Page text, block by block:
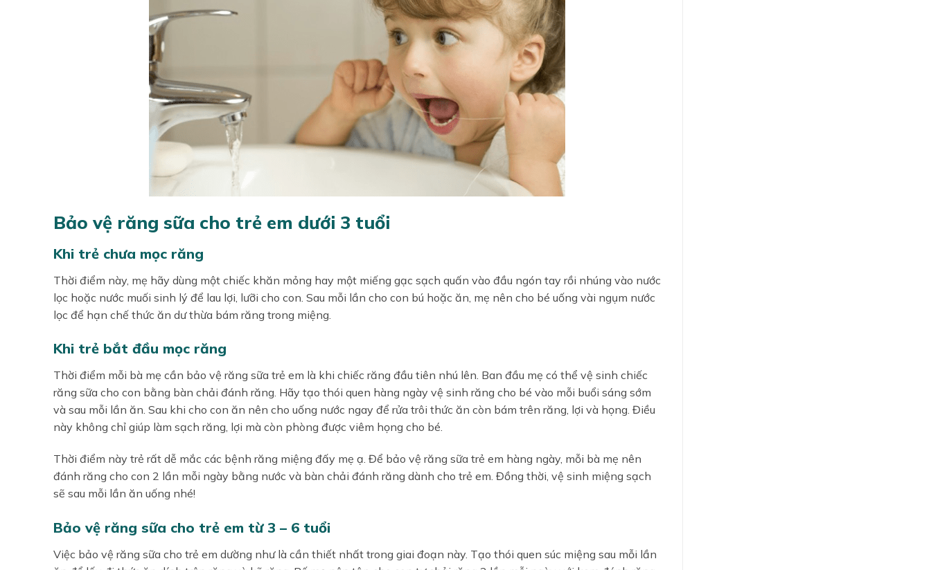
Bảo vệ răng sữa cho trẻ em dưới 3 tuổi
Khi trẻ chưa mọc răng
Thời điểm này, mẹ hãy dùng một chiếc khăn mỏng hay một miếng gạc sạch quấn vào đầu ngón tay rồi nhúng vào nước
lọc hoặc nước muối sinh lý để lau lợi, lưỡi cho con. Sau mỗi lần cho con bú hoặc ăn, mẹ nên cho bé uống vài ngụm nước
lọc để hạn chế thức ăn dư thừa bám răng trong miệng.
Khi trẻ bắt đầu mọc răng
Thời điểm mỗi bà mẹ cần bảo vệ răng sữa trẻ em là khi chiếc răng đầu tiên nhú lên. Ban đầu mẹ có thể vệ sinh chiếc
răng sữa cho con bằng bàn chải đánh răng. Hãy tạo thói quen hàng ngày vệ sinh răng cho bé vào mỗi buổi sáng sớm
và sau mỗi lần ăn. Sau khi cho con ăn nên cho uống nước ngay để rửa trôi thức ăn còn bám trên răng, lợi và họng. Điều
này không chỉ giúp làm sạch răng, lợi mà còn phòng được viêm họng cho bé.
Thời điểm này trẻ rất dễ mắc các bệnh răng miệng đấy mẹ ạ. Để bảo vệ răng sữa trẻ em hàng ngày, mỗi bà mẹ nên
đánh răng cho con 2 lần mỗi ngày bằng nước và bàn chải đánh răng dành cho trẻ em. Đồng thời, vệ sinh miệng sạch
sẽ sau mỗi lần ăn uống nhé!
Bảo vệ răng sữa cho trẻ em từ 3 – 6 tuổi
Việc bảo vệ răng sữa cho trẻ em dường như là cần thiết nhất trong giai đoạn này. Tạo thói quen súc miệng sau mỗi lần